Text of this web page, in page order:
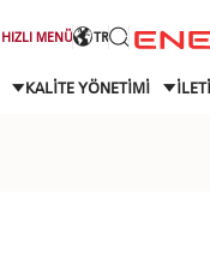
HIZLI MENÜ TR
KALİTE YÖNETİMİ